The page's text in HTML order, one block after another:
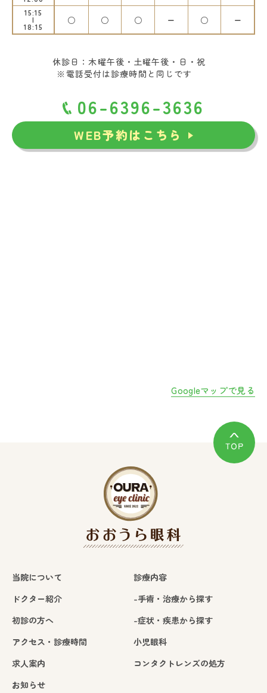
15:15
18:15
○ ○ ○ ー ○ ー
休診日：木曜午後・土曜午後・日・祝
※電話受付は診療時間と同じです
06-6396-3636
WEB予約はこちら
Googleマップで見る
当院について
ドクター紹介
初診の方へ
アクセス・診療時間
求人案内
お知らせ
診療内容
-手術・治療から探す
-症状・疾患から探す
小児眼科
コンタクトレンズの処方